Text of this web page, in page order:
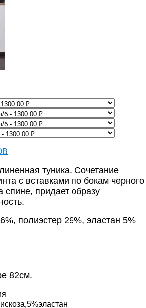
туника. Сочетание
с вставками по бокам черного
спине, придает образу
полиэстер 29%, эластан 5%
82см.